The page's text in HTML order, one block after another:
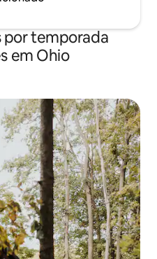
por temporada
em Ohio
hóspedes